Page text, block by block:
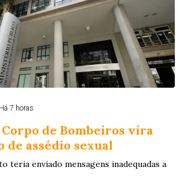
Há 7 horas
de Bombeiros vira
de assédio sexual
teria enviado mensagens inadequadas a